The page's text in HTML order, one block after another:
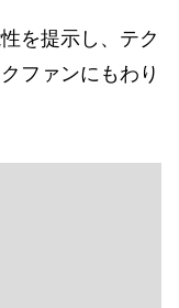
を提示し、テク
ファンにもわり